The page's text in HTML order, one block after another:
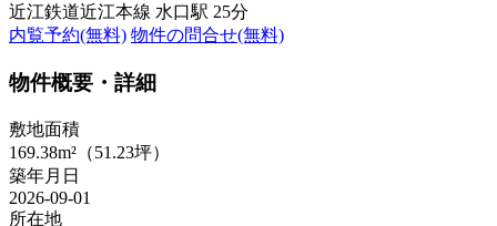
近江鉄道近江本線 水口駅 25分
内覧予約(無料) 物件の問合せ(無料)
物件概要・詳細
敷地面積
169.38m²（51.23坪）
築年月日
2026-09-01
所在地